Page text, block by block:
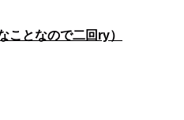
ことなので二回ry）